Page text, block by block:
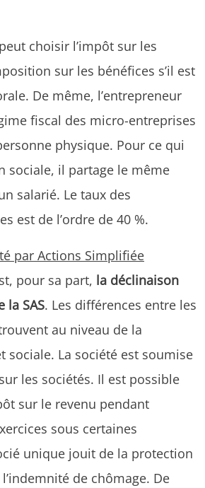
choisir l’impôt sur les
sur les bénéfices s’il est
De même, l’entrepreneur
fiscal des micro-entreprises
physique. Pour ce qui
sociale, il partage le même
salarié. Le taux des
est de l’ordre de 40 %.
par Actions Simplifiée
pour sa part, la déclinaison
la SAS. Les différences entre les
au niveau de la
sociale. La société est soumise
les sociétés. Il est possible
sur le revenu pendant
sous certaines
unique jouit de la protection
de chômage. De